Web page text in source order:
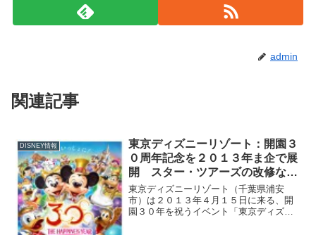
admin
関連記事
DISNEY情報
東京ディズニーリゾート：開園３
０周年記念を２０１３年ま企で展
開 スター・ツアーズの改修など
記念画満載
東京ディズニーリゾート（千葉県浦安
市）は２０１３年４月１５日に来る、開
園３０年を祝うイベント「東京ディズニ